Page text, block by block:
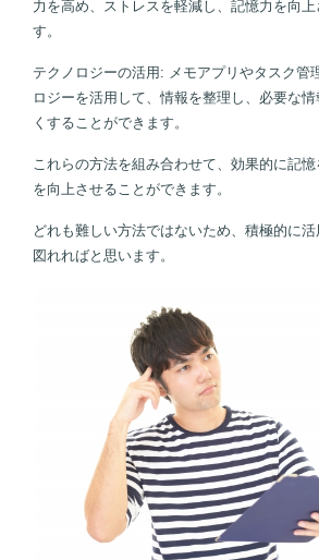
力を高め、ストレスを軽減し、記憶力を向
す。
テクノロジーの活用: メモアプリやタスク管
ロジーを活用して、情報を整理し、必要な
くすることができます。
これらの方法を組み合わせて、効果的に記
を向上させることができます。
どれも難しい方法ではないため、積極的に
図れればと思います。